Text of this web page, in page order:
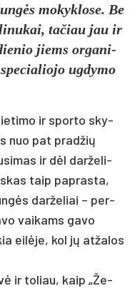
mo­kyk­lo­se. Be
ta­čiau jau ir
jiems or­ga­ni­
ug­dy­mo
ir spor­to sky­
nuo pat pra­džių
ir dėl dar­že­li­
taip pa­pras­ta,
dar­že­liai – per­
vai­kams ga­vo
eilė­je, kol jų at­ža­los
ir to­liau, kaip „Že­